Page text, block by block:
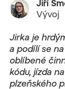
Jiří
Vývoj
Jirka je
a podílí se
oblíbené
kódu, jízda
plzeňského